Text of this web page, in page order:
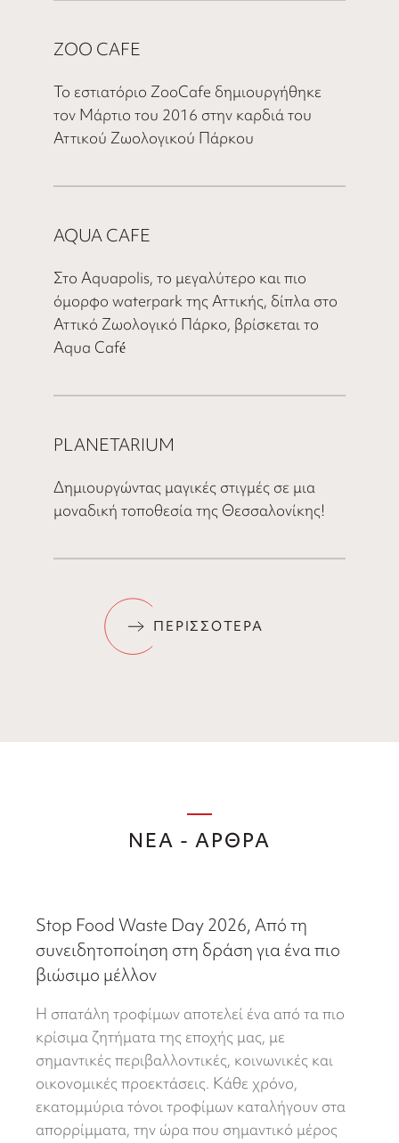
ZOO CAFE
Το εστιατόριο ZooCafe δημιουργήθηκε
τον Μάρτιο του 2016 στην καρδιά του
Αττικού Ζωολογικού Πάρκου
AQUA CAFE
Στο Aquapolis, το μεγαλύτερο και πιο
όμορφο waterpark της Αττικής, δίπλα στο
Αττικό Ζωολογικό Πάρκο, βρίσκεται το
Aqua Café
PLANETARIUM
Δημιουργώντας μαγικές στιγμές σε μια
μοναδική τοποθεσία της Θεσσαλονίκης!
ΠΕΡΙΣΣΟΤΕΡΑ
ΝΕΑ - ΑΡΘΡΑ
Stop Food Waste Day 2026, Από τη
συνειδητοποίηση στη δράση για ένα πιο
βιώσιμο μέλλον
Η σπατάλη τροφίμων αποτελεί ένα από τα πιο
κρίσιμα ζητήματα της εποχής μας, με
σημαντικές περιβαλλοντικές, κοινωνικές και
οικονομικές προεκτάσεις. Κάθε χρόνο,
εκατομμύρια τόνοι τροφίμων καταλήγουν στα
απορρίμματα, την ώρα που σημαντικό μέρος